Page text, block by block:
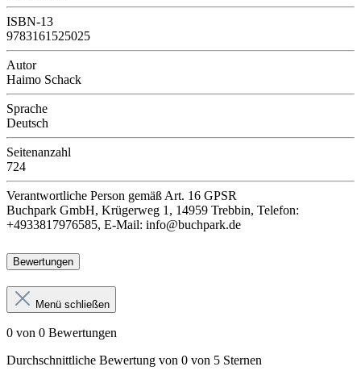
ISBN-13
9783161525025
Autor
Haimo Schack
Sprache
Deutsch
Seitenanzahl
724
Verantwortliche Person gemäß Art. 16 GPSR
Buchpark GmbH, Krügerweg 1, 14959 Trebbin, Telefon:
+4933817976585, E-Mail: info@buchpark.de
Bewertungen
Menü schließen
0 von 0 Bewertungen
Durchschnittliche Bewertung von 0 von 5 Sternen